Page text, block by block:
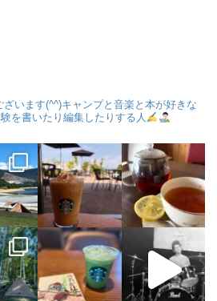
ざいます(^^)キャンプと音楽と本が好きな
を書いたり編集したりする人